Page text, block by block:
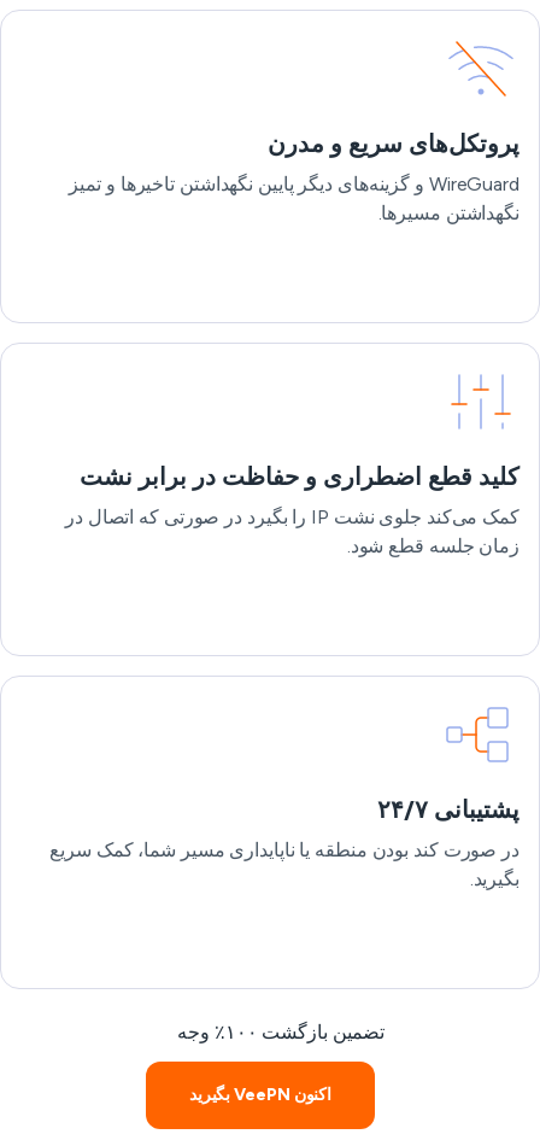
پروتکل‌های سریع و مدرن
WireGuard و گزینه‌های دیگر پایین نگهداشتن تاخیرها و تمیز
نگهداشتن مسیرها.
کلید قطع اضطراری و حفاظت در برابر نشت
کمک می‌کند جلوی نشت IP را بگیرد در صورتی که اتصال در
زمان جلسه قطع شود.
پشتیبانی ۲۴/۷
در صورت کند بودن منطقه یا ناپایداری مسیر شما، کمک سریع
بگیرید.
تضمین بازگشت ۱۰۰٪ وجه
اکنون VeePN بگیرید